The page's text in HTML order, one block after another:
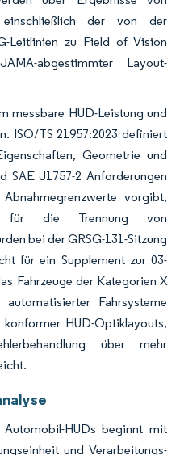
einschließlich der von der
Leitlinien zu Field of Vision
abgestimmter Layout-
messbare HUD-Leistung und
ISO/TS 21957:2023 definiert
Geometrie und
SAE J1757-2 Anforderungen
vorgibt,
für die Trennung von
bei der GRSG-131-Sitzung
für ein Supplement zur 03-
Fahrzeuge der Kategorien X
Fahrsysteme
HUD-Optiklayouts,
über mehr
HUDs beginnt mit
und Verarbeitungs-